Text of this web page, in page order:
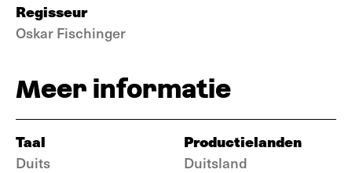
Regisseur
Oskar Fischinger
Meer informatie
Taal
Duits
Productielanden
Duitsland